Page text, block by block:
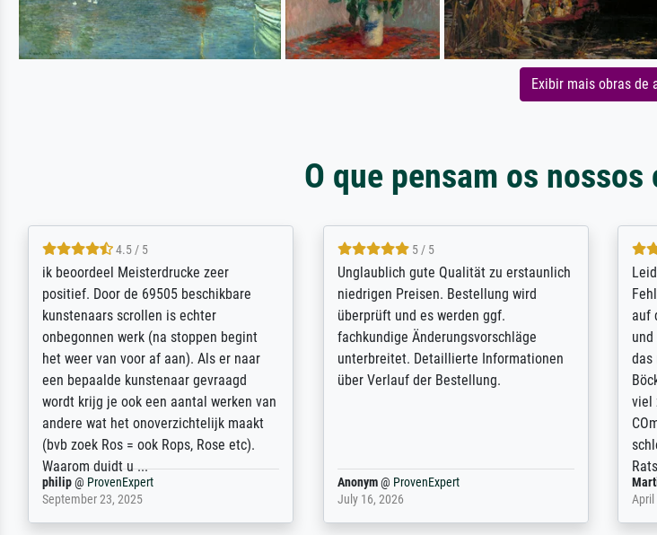
Exibir mais obras de
O que pensam os
5 / 5
Die Zufriedenheit ist auch nicht dadurch
getrübt, dass das Bild entgegen einer
angegebenen Lieferanschrift (sollte
eine Überraschung für die normannische
Ehefrau sein zum Hochzeits- gleichzeitig
auch Geburtstag sein) doch nach zu
Hause zugestellt wurde.
Jürgen@ProvenExpert
April 22, 2026
5 / 5
Excellent / Highly recommended. The
selection, ordering and payment process
were easy, shipping was efficient and
the item itself exceeds expectations. I
am based in the UK and found the site
searching for a specific print - I am very
SJL@ProvenExpert
December 2, 2025
will
April